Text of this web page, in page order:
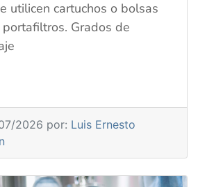
utilicen cartuchos o bolsas
Grados de
2026 por: Luis Ernesto